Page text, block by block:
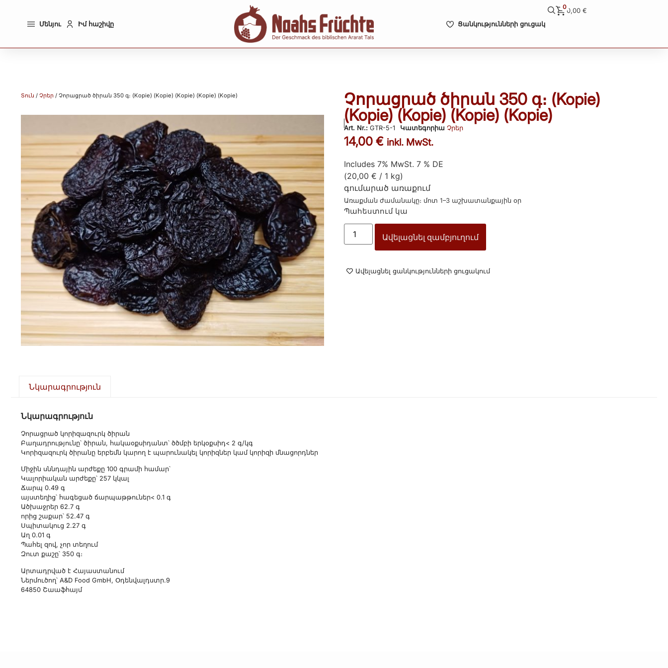
Մենյու Իմ հաշիվը Ցանկությունների ցուցակ
00,00€
Տուն / Չրեր / Չորացրած ծիրան 350 գ։ (Kopie) (Kopie) (Kopie) (Kopie) (Kopie)
Չորացրած ծիրան 350 գ։ (Kopie)
(Kopie) (Kopie) (Kopie) (Kopie)
Art. Nr.: GTR-5-1 Կատեգորիա Չրեր
14,00 € inkl. MwSt.
Includes 7% MwSt. 7 % DE
(20,00 € / 1 kg)
գումարած առաքում
Առաքման ժամանակը։ մոտ 1–3 աշխատանքային օր
Պահեստում կա
Ավելացնել զամբյուղում
Ավելացնել ցանկությունների ցուցակում
Նկարագրություն
Նկարագրություն
Չորացրած կորիզազուրկ ծիրան
Բաղադրությունը՝ ծիրան, հակաօքսիդանտ՝ ծծմբի երկօքսիդ< 2 գ/կգ
Կորիզազուրկ ծիրանը երբեմն կարող է պարունակել կորիզներ կամ կորիզի մնացորդներ
Միջին սննդային արժեքը 100 գրամի համար՝
Կալորիական արժեքը՝ 257 կկալ
Ճարպ 0.49 գ
այստեղից՝ հագեցած ճարպաթթուներ< 0.1 գ
Ածխաջրեր 62.7 գ
որից շաքար՝ 52.47 գ
Սպիտակուց 2.27 գ
Աղ 0.01 գ
Պահել զով, չոր տեղում
Զուտ քաշը՝ 350 գ։
Արտադրված է Հայաստանում
Ներմուծող՝ A&D Food GmbH, Օդենվալդստր.9
64850 Շաաֆհայմ